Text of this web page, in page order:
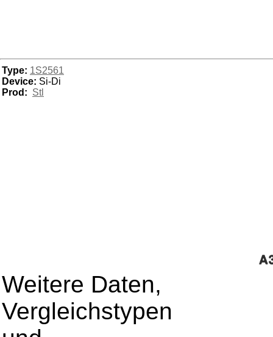
Type: 1S2561
Device: Si-Di
Prod: Stl
Weitere Daten,
Vergleichstypen